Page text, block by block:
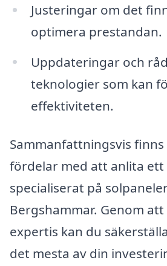
Justeringar om det
optimera prestandan.
Uppdateringar och
teknologier som kan
effektiviteten.
Sammanfattningsvis
fördelar med att anlita
specialiserat på
Bergshammar. Genom
expertis kan du
det mesta av din